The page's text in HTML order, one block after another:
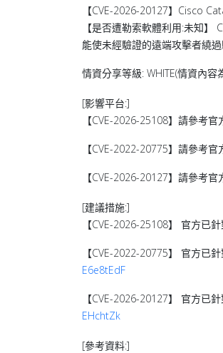
【CVE-2026-20127】Cisco
【是否遭勒索軟體利用:未知
能使未經驗證的遠端攻擊者繞
情資分享等級: WHITE(情資內容
[影響平台:]
【CVE-2026-25108】請參考
【CVE-2022-20775】請參考
【CVE-2026-20127】請參考
[建議措施:]
【CVE-2026-25108】 官方已
【CVE-2022-20775】 官方已
E6e8tEdF
【CVE-2026-20127】 官方已
EHchtZk
[參考資料:]